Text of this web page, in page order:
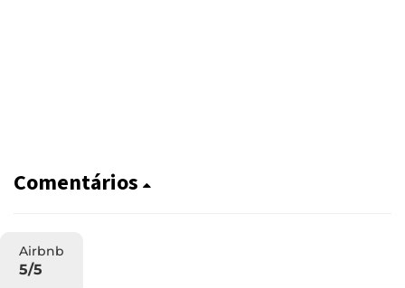
Comentários
Airbnb
5/5